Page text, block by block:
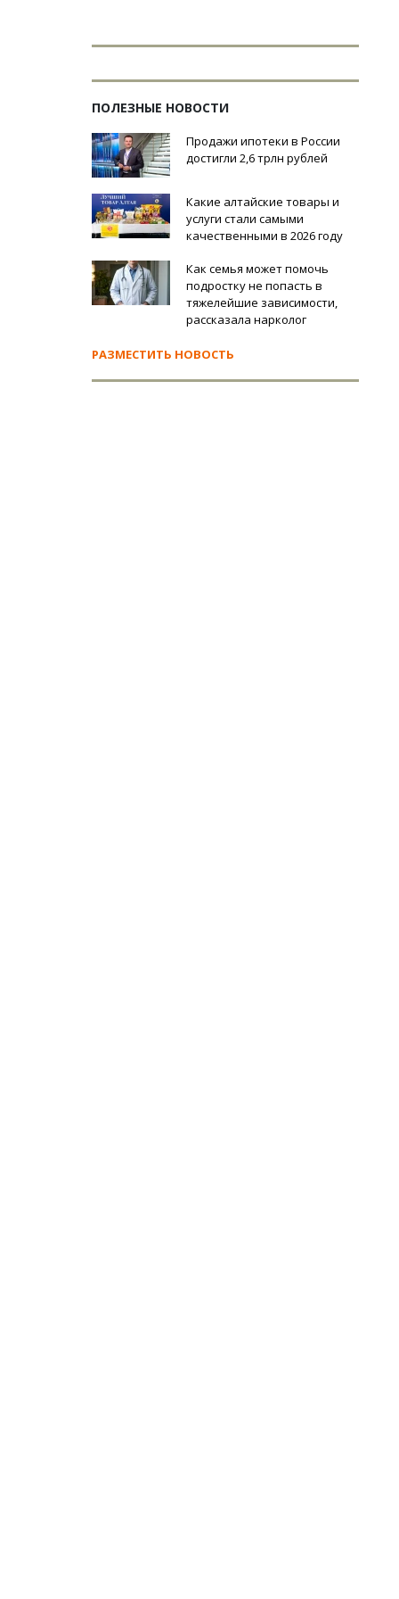
ПОЛЕЗНЫЕ НОВОСТИ
Продажи ипотеки в России
достигли 2,6 трлн рублей
Какие алтайские товары и
услуги стали самыми
качественными в 2026 году
Как семья может помочь
подростку не попасть в
тяжелейшие зависимости,
рассказала нарколог
РАЗМЕСТИТЬ НОВОСТЬ